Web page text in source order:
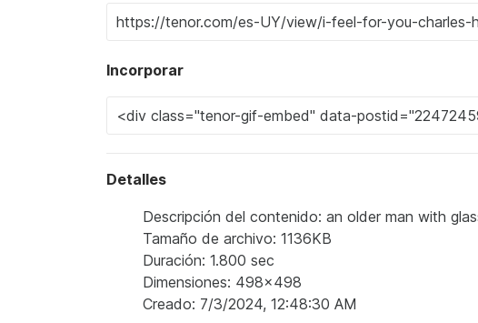
Incorporar
Detalles
Descripción del contenido: an older man with
Tamaño de archivo: 1136KB
Duración: 1.800 sec
Dimensiones: 498x498
Creado: 7/3/2024, 12:48:30 AM